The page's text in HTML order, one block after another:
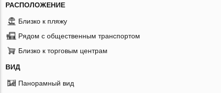
РАСПОЛОЖЕНИЕ
Близко к пляжу
Рядом с общественным транспортом
Близко к торговым центрам
ВИД
Панорамный вид